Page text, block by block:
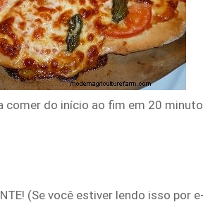
comer do início ao fim em 20
(Se você estiver lendo isso por